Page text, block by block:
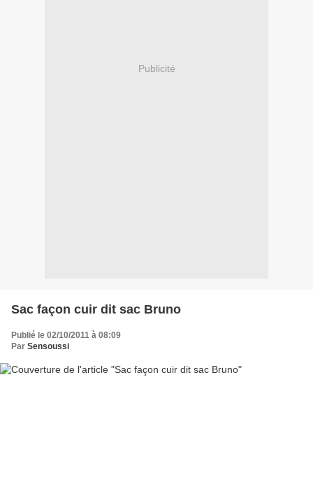
Publicité
Sac façon cuir dit sac Bruno
Publié le 02/10/2011 à 08:09
Par Sensoussi